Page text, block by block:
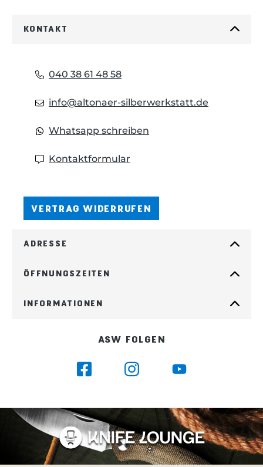
KONTAKT
040 38 61 48 58
info@altonaer-silberwerkstatt.de
Whatsapp schreiben
Kontaktformular
VERTRAG WIDERRUFEN
ADRESSE
ÖFFNUNGSZEITEN
INFORMATIONEN
ASW FOLGEN